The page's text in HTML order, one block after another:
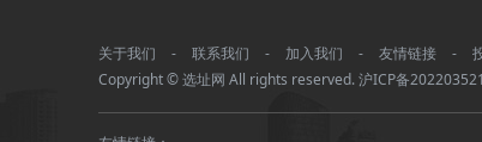
关于我们 - 联系我们 - 加入我们 - 友情链接 -
Copyright © 选址网 All rights reserved.沪ICP备